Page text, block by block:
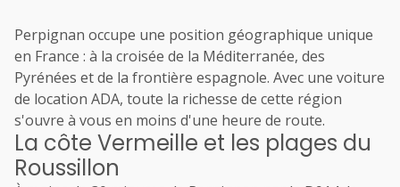
Perpignan occupe une position géographique unique
en France : à la croisée de la Méditerranée, des
Pyrénées et de la frontière espagnole. Avec une voiture
de location ADA, toute la richesse de cette région
s'ouvre à vous en moins d'une heure de route.
La côte Vermeille et les plages du
Roussillon